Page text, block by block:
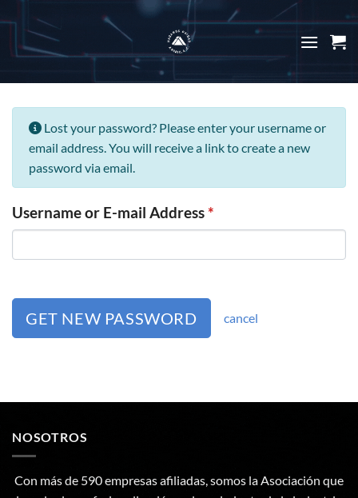
content
Lost your password? Please enter your username or
email address. You will receive a link to create a new
password via email.
Username or E-mail Address *
GET NEW PASSWORD cancel
NOSOTROS
Con más de 590 empresas afiliadas, somos la Asociación que